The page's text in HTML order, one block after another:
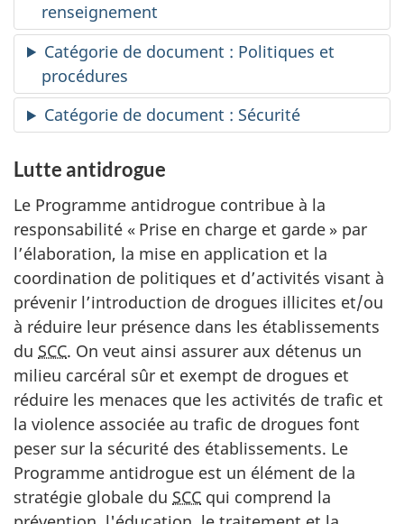
renseignement
Catégorie de document : Politiques et
procédures
Catégorie de document : Sécurité
Lutte antidrogue
Le Programme antidrogue contribue à la
responsabilité « Prise en charge et garde » par
l’élaboration, la mise en application et la
coordination de politiques et d’activités visant à
prévenir l’introduction de drogues illicites et/ou
à réduire leur présence dans les établissements
du SCC. On veut ainsi assurer aux détenus un
milieu carcéral sûr et exempt de drogues et
réduire les menaces que les activités de trafic et
la violence associée au trafic de drogues font
peser sur la sécurité des établissements. Le
Programme antidrogue est un élément de la
stratégie globale du SCC qui comprend la